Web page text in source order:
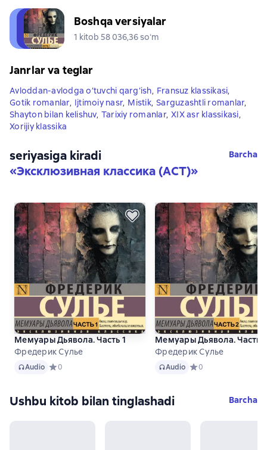
Boshqa versiyalar
1 kitob 58 036,36 soʻm
Janrlar va teglar
Avloddan-avlodga o‘tuvchi qarg‘ish, Fransuz klassikasi,
Gotik romanlar, Ijtimoiy nasr, Mistik, Sarguzashtli romanlar,
Shayton bilan kelishuv, Tarixiy romanlar, XIX asr klassikasi,
Xorijiy klassika
seriyasiga kiradi
«Эксклюзивная классика (АСТ)»
Barcha
Мемуары Дьявола. Часть 1
Фредерик Сулье
AudioAudio Средний рейтинг 0 на основе 0 оценок
0
Мемуары Дьявола. Часть 2
Фредерик Сулье
AudioAudio Средний рейтинг 0
0
Ushbu kitob bilan tinglashadi Barcha